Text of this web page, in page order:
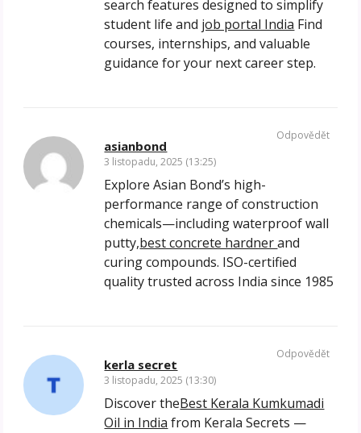
search features designed to simplify
student life and job portal India Find
courses, internships, and valuable
guidance for your next career step.
asianbond
3 listopadu, 2025 (13:25)
Explore Asian Bond’s high-
performance range of construction
chemicals—including waterproof wall
putty,best concrete hardnerand
curing compounds. ISO-certified
quality trusted across India since 1985
Odpovědět
kerla secret
3 listopadu, 2025 (13:30)
Discover theBest Kerala Kumkumadi
Oil in India from Kerala Secrets —
Odpovědět